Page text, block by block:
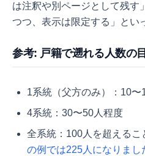
は注釈や別ページとして残す
つつ、表示は限定する」とい
参考: 戸籍で遡れる人数の
1系統（父方のみ）：10〜
4系統：30〜50人程度
全系統：100人を超えるこ
の例では225人になりまし